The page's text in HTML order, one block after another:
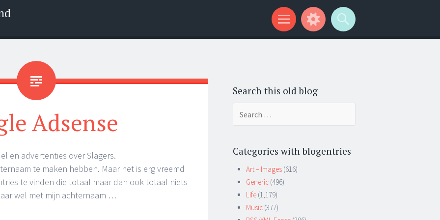
Adsense
en advertenties over Slagers.
te maken hebben. Maar het is erg vreemd
te vinden die totaal maar dan ook totaal niets
wel met mijn achternaam …
Search this old blog
Categories with blogentries
Art – Images (616)
Generic (496)
Life (1,179)
Music (377)